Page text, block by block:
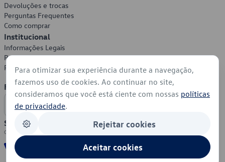
Devoluções e trocas
Perguntas Frequentes
Como comprar
Institucional
Informações Legais
Política de Privacidade
Política de Cookies
Formas de Pagamento
Segurança
Para otimizar sua experiência durante a navegação,
fazemos uso de cookies. Ao continuar no site,
consideramos que você está ciente com nossas políticas
de privacidade.
Rejeitar cookies
Aceitar cookies